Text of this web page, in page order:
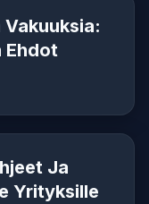
Ehdot
Ja
Yrityksille